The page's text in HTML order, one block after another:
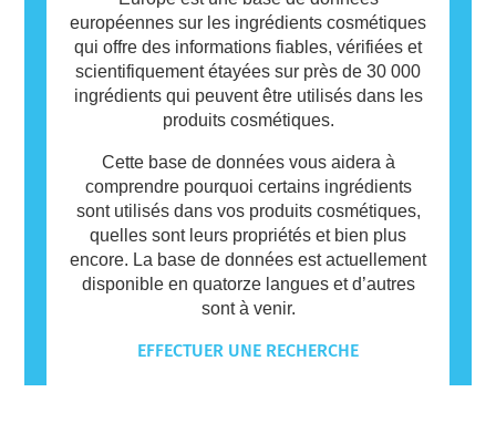
européennes sur les ingrédients cosmétiques
qui offre des informations fiables, vérifiées et
scientifiquement étayées sur près de 30 000
ingrédients qui peuvent être utilisés dans les
produits cosmétiques.
Cette base de données vous aidera à
comprendre pourquoi certains ingrédients
sont utilisés dans vos produits cosmétiques,
quelles sont leurs propriétés et bien plus
encore. La base de données est actuellement
disponible en quatorze langues et d’autres
sont à venir.
EFFECTUER UNE RECHERCHE